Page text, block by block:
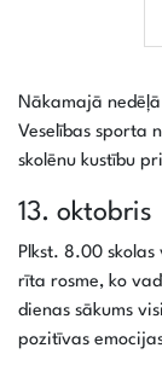
Nākamajā
Veselības sporta
skolēnu kustību
13. oktobris
Plkst. 8.00
rīta rosme, ko
dienas sākums
pozitīvas